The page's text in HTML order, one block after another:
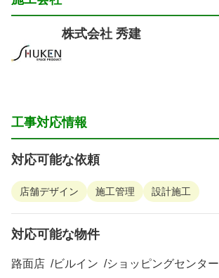
株式会社 秀建
工事対応情報
対応可能な依頼
店舗デザイン 施工管理 設計施工
対応可能な物件
路面店 ビルイン ショッピングセンター